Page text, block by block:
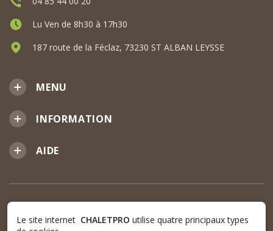
MENU
INFORMATION
AIDE
Lu Ven de 8h30 à 17h30
187 route de la Féclaz, 73230 ST ALBAN LEYSSE
Le site internet CHALETPRO utilise quatre principaux types